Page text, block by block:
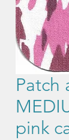
Patch
pink